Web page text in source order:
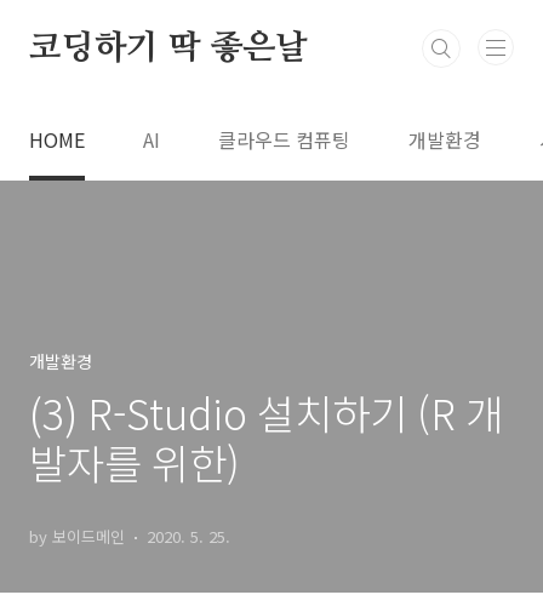
코딩하기 딱 좋은날
HOME AI 클라우드 컴퓨팅 개발환경
개발환경
(3) R-Studio 설치하기 (R 개
발자를 위한)
by 보이드메인 2020. 5. 25.